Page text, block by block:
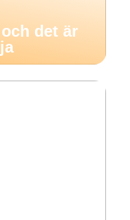
det är